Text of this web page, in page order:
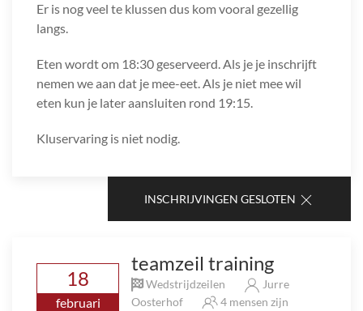
Er is nog veel te klussen dus kom vooral gezellig
langs.
Eten wordt om 18:30 geserveerd. Als je je inschrijft
nemen we aan dat je mee-eet. Als je niet mee wil
eten kun je later aansluiten rond 19:15.
Kluservaring is niet nodig.
INSCHRIJVINGEN GESLOTEN
18
februari
teamzeil training
Wedstrijdzeilen
Jurre
Oosterhof
4 mensen zijn